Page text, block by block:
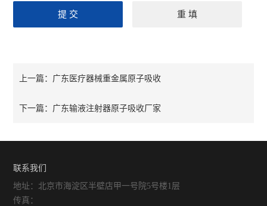
上一篇： 广东医疗器械重金属原子吸收
下一篇： 广东输液注射器原子吸收厂家
联系我们
地址：北京市海淀区半壁店甲一号院5号楼1层
传真：